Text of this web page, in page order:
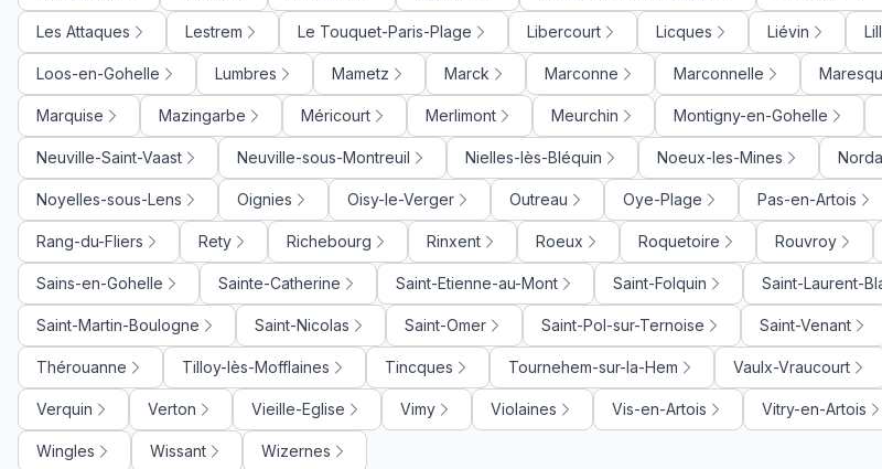
Les Attaques Lestrem Le Touquet-Paris-Plage Libercourt Licques Liévin
Loos-en-Gohelle Lumbres Mametz Marck Marconne Marconnelle
Marquise Mazingarbe Méricourt Merlimont Meurchin Montigny-en-Gohelle
Neuville-Saint-Vaast Neuville-sous-Montreuil Nielles-lès-Bléquin Noeux-les-Mines
Noyelles-sous-Lens Oignies Oisy-le-Verger Outreau Oye-Plage Pas-en-Artois
Rang-du-Fliers Rety Richebourg Rinxent Roeux Roquetoire Rouvroy
Sains-en-Gohelle Sainte-Catherine Saint-Etienne-au-Mont Saint-Folquin Saint-Laurent-
Saint-Martin-Boulogne Saint-Nicolas Saint-Omer Saint-Pol-sur-Ternoise Saint-Venant
Thérouanne Tilloy-lès-Mofflaines Tincques Tournehem-sur-la-Hem Vaulx-Vraucourt
Verquin Verton Vieille-Eglise Vimy Violaines Vis-en-Artois Vitry-en-Artois
Wingles Wissant Wizernes